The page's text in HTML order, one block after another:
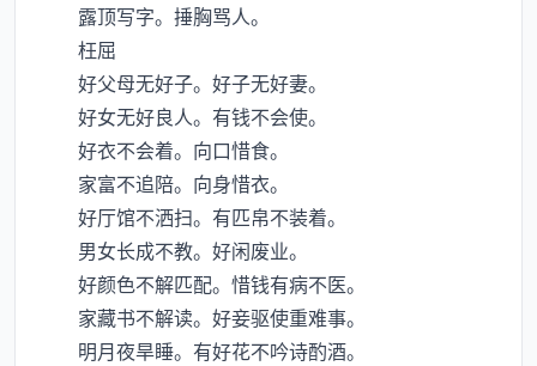
露顶写字。捶胸骂人。
枉屈
好父母无好子。好子无好妻。
好女无好良人。有钱不会使。
好衣不会着。向口惜食。
家富不追陪。向身惜衣。
好厅馆不洒扫。有匹帛不装着。
男女长成不教。好闲废业。
好颜色不解匹配。惜钱有病不医。
家藏书不解读。好妾驱使重难事。
明月夜旱睡。有好花不吟诗酌酒。